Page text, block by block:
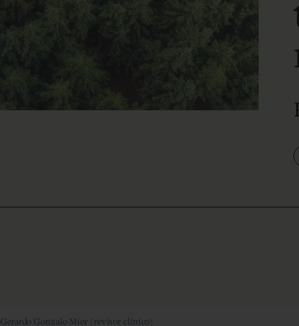
Gerardo Gonzalo Mier (revisor clínico)